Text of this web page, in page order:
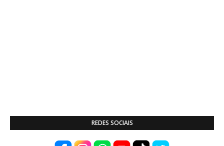
REDES SOCIAIS